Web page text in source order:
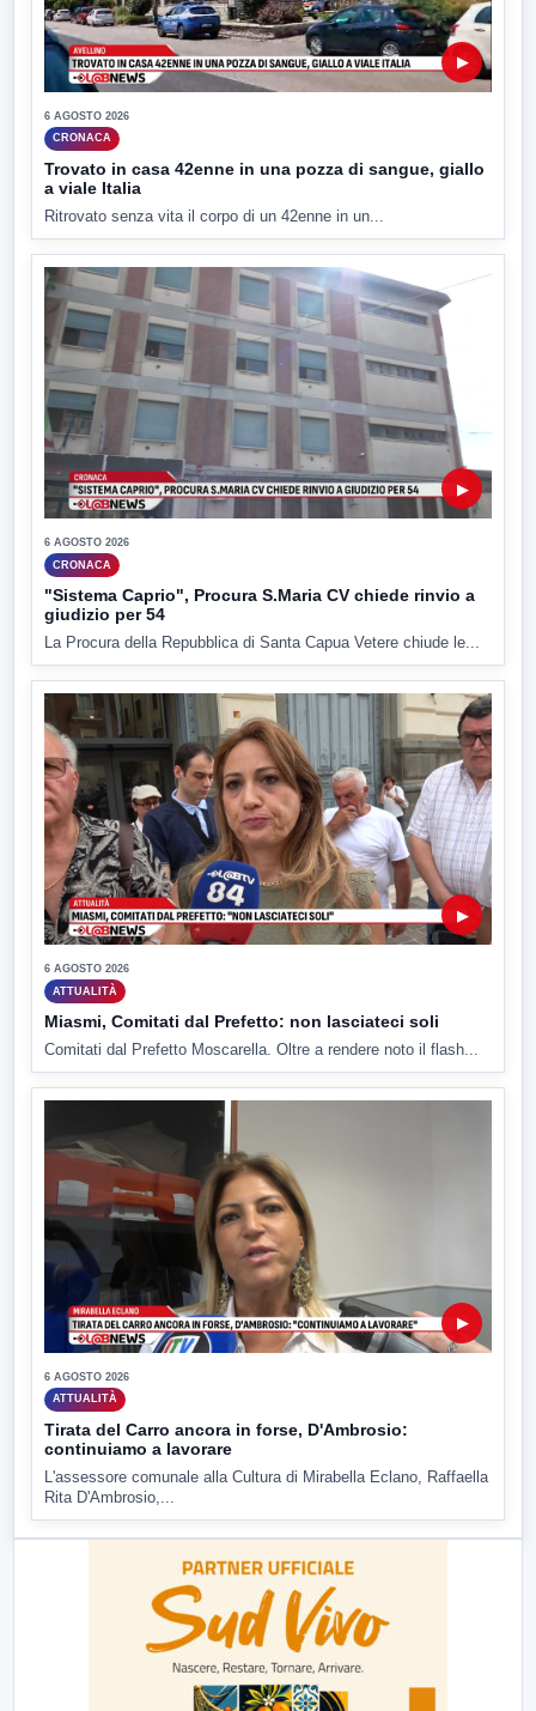
▶
6 AGOSTO 2026
CRONACA
Trovato in casa 42enne in una pozza di sangue, giallo
a viale Italia
Ritrovato senza vita il corpo di un 42enne in un...
▶
6 AGOSTO 2026
CRONACA
"Sistema Caprio", Procura S.Maria CV chiede rinvio a
giudizio per 54
La Procura della Repubblica di Santa Capua Vetere chiude le...
▶
6 AGOSTO 2026
ATTUALITÀ
Miasmi, Comitati dal Prefetto: non lasciateci soli
Comitati dal Prefetto Moscarella. Oltre a rendere noto il flash...
▶
6 AGOSTO 2026
ATTUALITÀ
Tirata del Carro ancora in forse, D'Ambrosio:
continuiamo a lavorare
L'assessore comunale alla Cultura di Mirabella Eclano, Raffaella
Rita D'Ambrosio,...